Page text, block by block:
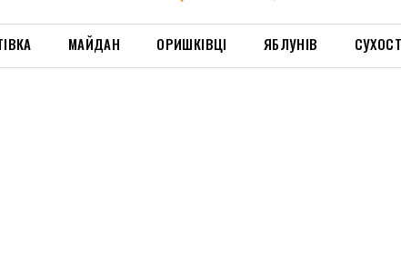
МАЙДАН ОРИШКІВЦІ ЯБЛУНІВ